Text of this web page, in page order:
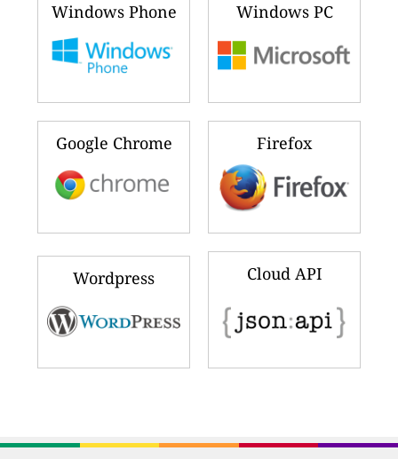
Windows Phone Windows PC
Google Chrome Firefox
Wordpress Cloud API